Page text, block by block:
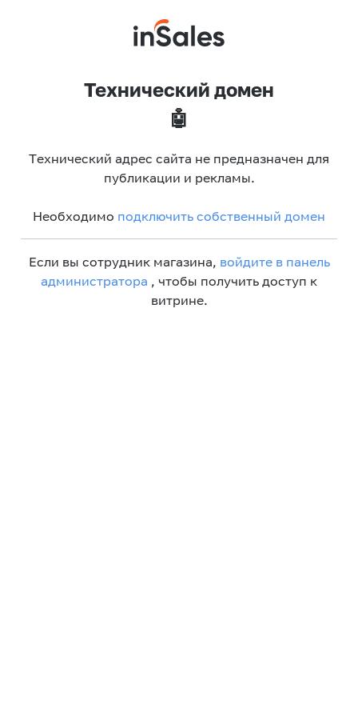
Технический домен
🤖
Технический адрес сайта не предназначен для
публикации и рекламы.
Необходимо подключить собственный домен
Если вы сотрудник магазина, войдите в панель
администратора , чтобы получить доступ к
витрине.